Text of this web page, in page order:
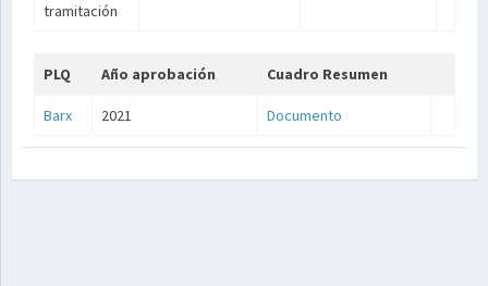
tramitación
PLQ Año aprobación Cuadro Resumen
Barx 2021 Documento